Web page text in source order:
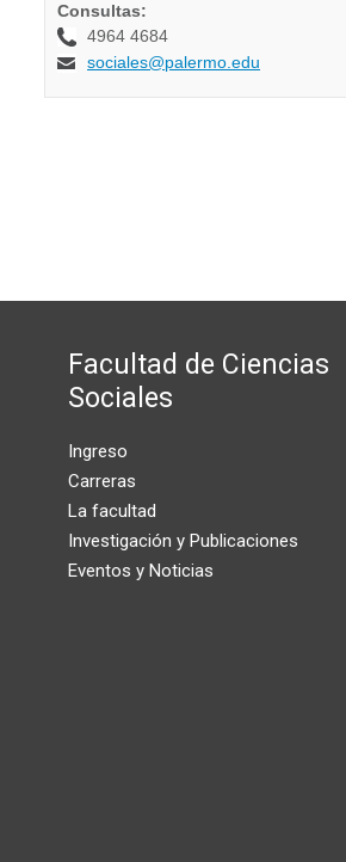
Facultad de Ciencias
Sociales
Ingreso
Carreras
La facultad
Investigación y Publicaciones
Eventos y Noticias